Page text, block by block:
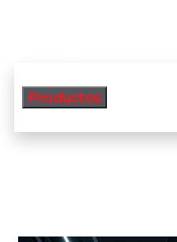
Productos